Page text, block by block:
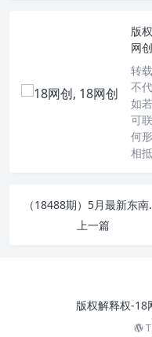
版
网创
转
不
如
可
何
相
（18488期）5月最新
上一篇
版权解释权-18